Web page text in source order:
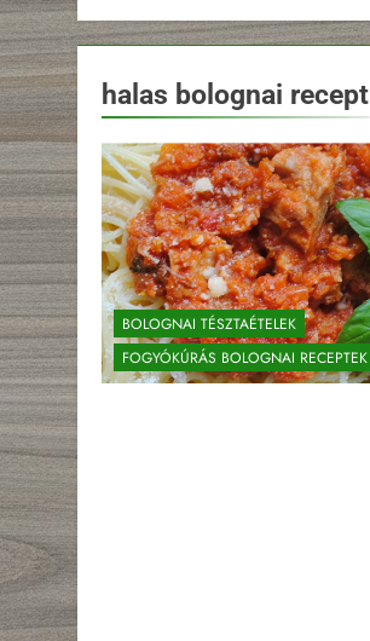
halas bolognai recept
BOLOGNAI TÉSZTAÉTELEK
FOGYÓKÚRÁS BOLOGNAI RECEPTEK